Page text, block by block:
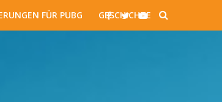
FÜR PUBG GESCHICHTE